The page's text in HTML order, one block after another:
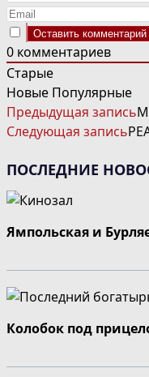
0 комментариев
Старые
Новые Популярные
ЧИТАТЬ
ДАЛЕЕ
СТАТЬИ
Предыдущая запись
Следующая запись
ПОСЛЕДНИЕ
Ямпольская и
Колобок под